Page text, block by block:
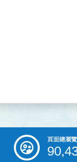
頁面總瀏